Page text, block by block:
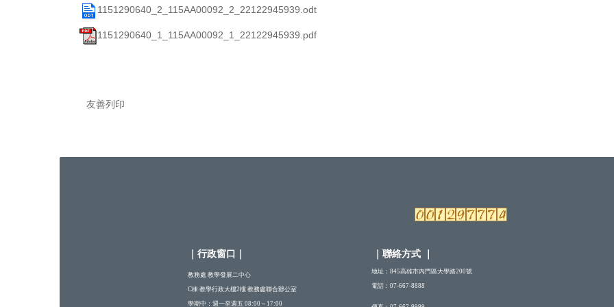
1151290640_2_115AA00092_2_22122945939.odt
1151290640_1_115AA00092_1_22122945939.pdf
友善列印
｜行政窗口 聯絡方式
教務處 教學發展二中心
C棟 教學行政大樓2樓 教務處聯合辦公室
學期中：週一至週五 08:00～17:00
地址：845高雄市內門區大學路200號
電話：07-667-8888